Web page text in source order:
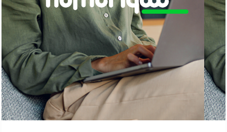
Gagner en
efficacité
(+33% de
productivité
estimée)
Pas de théorie
complexe, que